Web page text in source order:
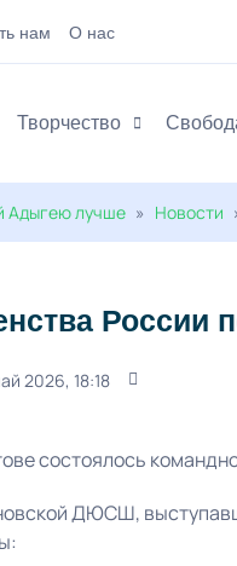
нам О нас
Творчество
Адыгею лучше » Новости
2026, 18:18
состоялось
ДЮСШ,